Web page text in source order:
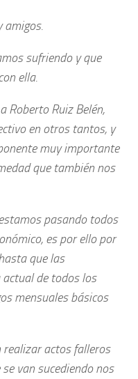
amigos.
sufriendo y que
ella.
Roberto Ruiz Belén,
en otros tantos, y
muy importante
que también nos
pasando todos
es por ello por
que las
de todos los
mensuales básicos
realizar actos falleros
van sucediendo nos